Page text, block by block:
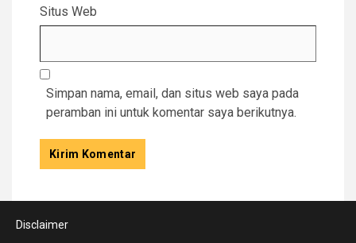
Situs Web
Simpan nama, email, dan situs web saya pada
peramban ini untuk komentar saya berikutnya.
Disclaimer